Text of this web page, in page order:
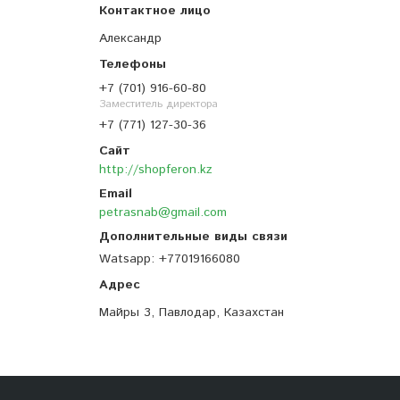
Александр
+7 (701) 916-60-80
Заместитель директора
+7 (771) 127-30-36
http://shopferon.kz
petrasnab@gmail.com
Watsapp +77019166080
Майры 3, Павлодар, Казахстан